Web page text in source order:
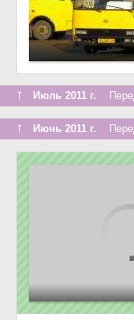
↑ Июль 2011 г.
↑ Июнь 2011 г.